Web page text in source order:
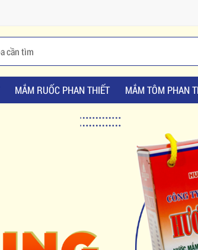
MẮM RUỐC PHAN THIẾT MẮM TÔM PHAN